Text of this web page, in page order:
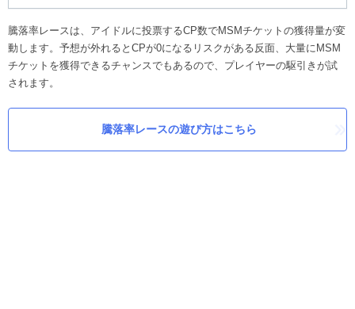
騰落率レースは、アイドルに投票するCP数でMSMチケットの獲得量が変
動します。予想が外れるとCPが0になるリスクがある反面、大量にMSM
チケットを獲得できるチャンスでもあるので、プレイヤーの駆引きが試
されます。
騰落率レースの遊び方はこちら